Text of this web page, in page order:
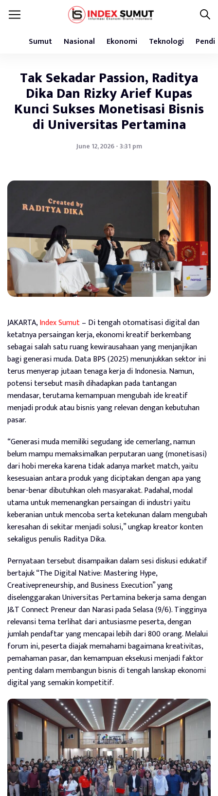
Sumut Nasional Ekonomi Teknologi
Tak Sekadar Passion, Raditya
Dika Dan Rizky Arief Kupas
Kunci Sukses Monetisasi Bisnis
di Universitas Pertamina
June 12, 2026 - 3:31 pm
JAKARTA,Index Sumut– Di tengah otomatisasi digital dan
ketatnya persaingan kerja, ekonomi kreatif berkembang
sebagai salah satu ruang kewirausahaan yang menjanjikan
bagi generasi muda. Data BPS (2025) menunjukkan sektor ini
terus menyerap jutaan tenaga kerja di Indonesia. Namun,
potensi tersebut masih dihadapkan pada tantangan
mendasar, terutama kemampuan mengubah ide kreatif
menjadi produk atau bisnis yang relevan dengan kebutuhan
pasar.
“Generasi muda memiliki segudang ide cemerlang, namun
belum mampu memaksimalkan perputaran uang (monetisasi)
dari hobi mereka karena tidak adanya market match, yaitu
kesesuaian antara produk yang diciptakan dengan apa yang
benar-benar dibutuhkan oleh masyarakat. Padahal, modal
utama untuk memenangkan persaingan di industri yaitu
keberanian untuk mencoba serta ketekunan dalam mengubah
keresahan di sekitar menjadi solusi,” ungkap kreator konten
sekaligus penulis Raditya Dika.
Pernyataan tersebut disampaikan dalam sesi diskusi edukatif
bertajuk “The Digital Native: Mastering Hype,
Creativepreneurship, and Business Execution” yang
diselenggarakan Universitas Pertamina bekerja sama dengan
J&T Connect Preneur dan Narasi pada Selasa (9/6). Tingginya
relevansi tema terlihat dari antusiasme peserta, dengan
jumlah pendaftar yang mencapai lebih dari 800 orang. Melalui
forum ini, peserta diajak memahami bagaimana kreativitas,
pemahaman pasar, dan kemampuan eksekusi menjadi faktor
penting dalam membangun bisnis di tengah lanskap ekonomi
digital yang semakin kompetitif.